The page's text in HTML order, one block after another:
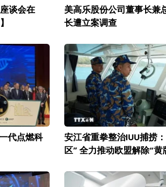
谈会在
美高乐股份公司董事长兼
长遭立案调查
代点燃科
安江省重拳整治IUU捕捞
区” 全力推动欧盟解除“黄